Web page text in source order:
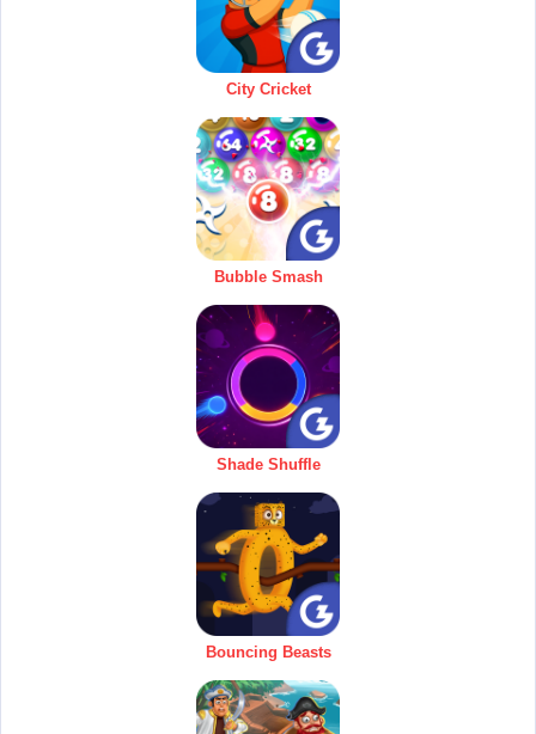
City Cricket
Bubble Smash
Shade Shuffle
Bouncing Beasts